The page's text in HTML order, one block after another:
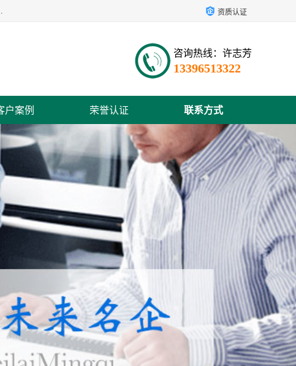
年的体系咨询经验,能业务覆盖范围南到海南三亚北到新疆阿克苏. 资质认证
咨询热线：许志芳
13396513322
户案例 荣誉认证 联系方式